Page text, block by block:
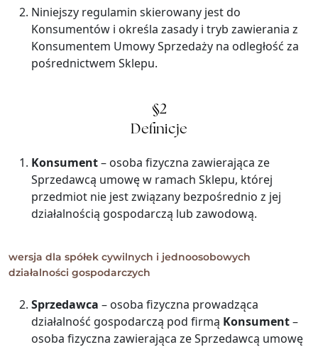
Niniejszy regulamin skierowany jest do
Konsumentów i określa zasady i tryb zawierania z
Konsumentem Umowy Sprzedaży na odległość za
pośrednictwem Sklepu.
§2
Definicje
Konsument– osoba fizyczna zawierająca ze
Sprzedawcą umowę w ramach Sklepu, której
przedmiot nie jest związany bezpośrednio z jej
działalnością gospodarczą lub zawodową.
wersja dla spółek cywilnych i jednoosobowych
działalności gospodarczych
Sprzedawca – osoba fizyczna prowadząca
działalność gospodarczą pod firmą Konsument–
osoba fizyczna zawierająca ze Sprzedawcą umowę